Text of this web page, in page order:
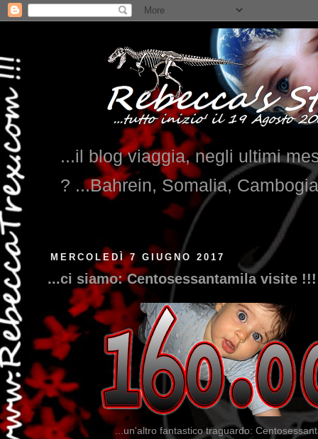
...il blog viaggia, negli ultimi
? ...Bahrein, Somalia,
MERCOLEDÌ 7 GIUGNO 2017
...ci siamo: Centosessantamila visite !!!
...un'altro fantastico traguardo: